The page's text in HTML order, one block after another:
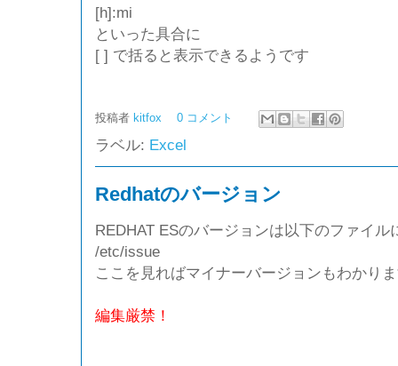
[h]:mi
といった具合に
[ ] で括ると表示できるようです
投稿者 kitfox 0 コメント
ラベル: Excel
Redhatのバージョン
REDHAT ESのバージョンは以下のファイル
/etc/issue
ここを見ればマイナーバージョンもわかり
編集厳禁！